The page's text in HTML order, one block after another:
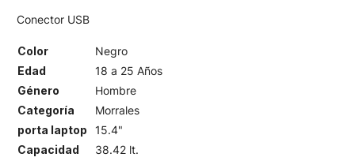
Conector USB
Color
Negro
Edad
18 a 25 Años
Género
Hombre
Categoría
Morrales
porta laptop
15.4"
Capacidad
38.42 lt.